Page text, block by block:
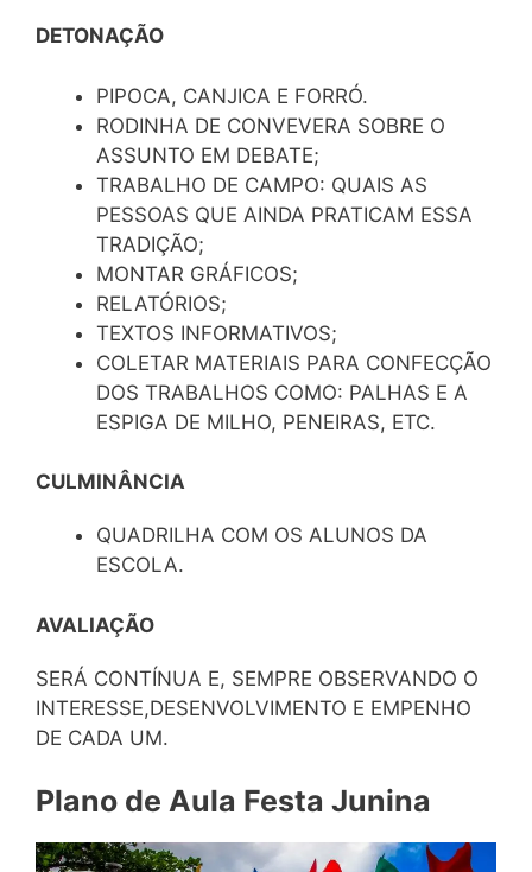
DETONAÇÃO
PIPOCA, CANJICA E FORRÓ.
RODINHA DE CONVEVERA SOBRE O
ASSUNTO EM DEBATE;
TRABALHO DE CAMPO: QUAIS AS
PESSOAS QUE AINDA PRATICAM ESSA
TRADIÇÃO;
MONTAR GRÁFICOS;
RELATÓRIOS;
TEXTOS INFORMATIVOS;
COLETAR MATERIAIS PARA CONFECÇÃO
DOS TRABALHOS COMO: PALHAS E A
ESPIGA DE MILHO, PENEIRAS, ETC.
CULMINÂNCIA
QUADRILHA COM OS ALUNOS DA
ESCOLA.
AVALIAÇÃO
SERÁ CONTÍNUA E, SEMPRE OBSERVANDO O
INTERESSE,DESENVOLVIMENTO E EMPENHO
DE CADA UM.
Plano de Aula Festa Junina